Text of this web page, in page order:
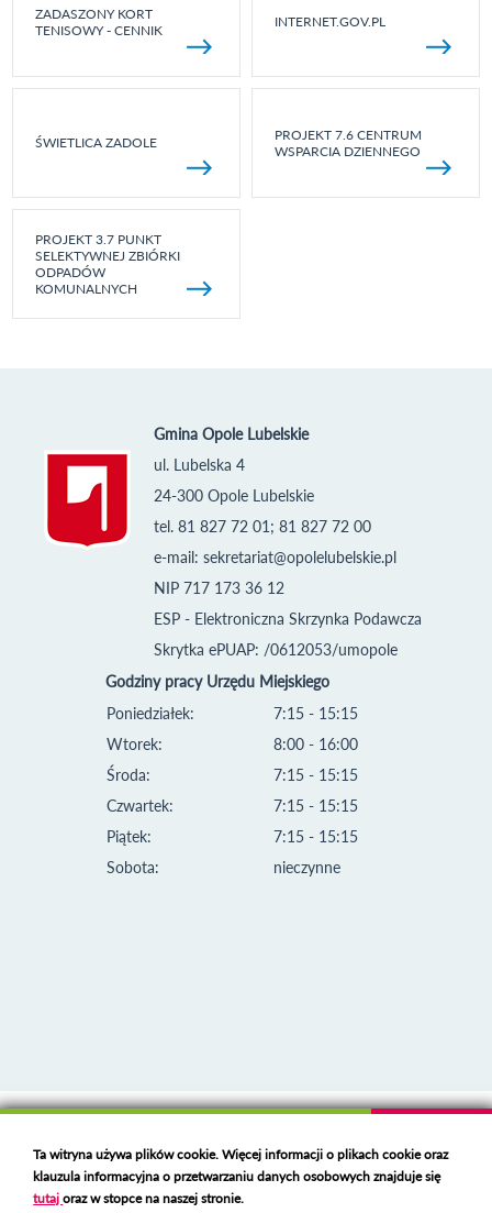
ZADASZONY KORT
TENISOWY - CENNIK
INTERNET.GOV.PL
ŚWIETLICA ZADOLE
PROJEKT 7.6 CENTRUM
WSPARCIA DZIENNEGO
PROJEKT 3.7 PUNKT
SELEKTYWNEJ ZBIÓRKI
ODPADÓW
KOMUNALNYCH
Gmina Opole Lubelskie
ul. Lubelska 4
24-300 Opole Lubelskie
tel. 81 827 72 01; 81 827 72 00
e-mail: sekretariat@opolelubelskie.pl
NIP 717 173 36 12
ESP - Elektroniczna Skrzynka Podawcza
Skrytka ePUAP: /0612053/umopole
Godziny pracy Urzędu Miejskiego
Poniedziałek:
Wtorek:
Środa:
Czwartek:
Piątek:
Sobota:
7:15 - 15:15
8:00 - 16:00
7:15 - 15:15
7:15 - 15:15
7:15 - 15:15
nieczynne
Deklaracja dostępności
Polski serwer RBLhttps://polspam.pl/
Ta witryna używa plików cookie. Więcej informacji o plikach cookie oraz
klauzula informacyjna o przetwarzaniu danych osobowych znajduje się
tutajoraz w stopce na naszej stronie.